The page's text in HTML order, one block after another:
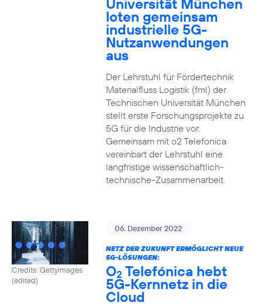
Universität München
loten gemeinsam
industrielle 5G-
Nutzanwendungen
aus
Der Lehrstuhl für Fördertechnik
Materialfluss Logistik (fml) der
Technischen Universität München
stellt erste Forschungsprojekte zu
5G für die Industrie vor.
Gemeinsam mit o2 Telefonica
vereinbart der Lehrstuhl eine
langfristige wissenschaftlich-
technische-Zusammenarbeit.
Credits: Gettyimages
(edited)
06. Dezember 2022
NETZ DER ZUKUNFT ERMÖGLICHT NEUE
5G-LÖSUNGEN:
O2 Telefónica hebt
5G-Kernnetz in die
Cloud